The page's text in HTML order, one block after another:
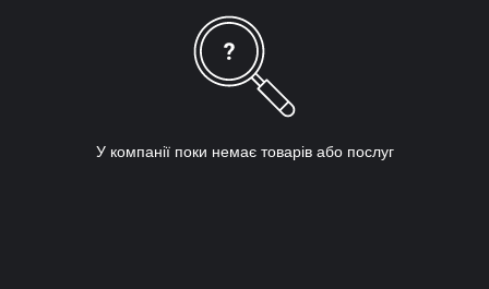
У компанії поки немає товарів або послуг